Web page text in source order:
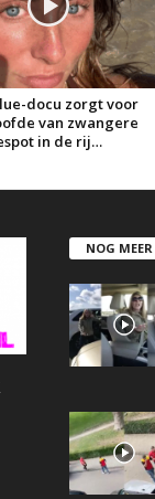
docu zorgt voor
van zwangere
in de rij…
NOG